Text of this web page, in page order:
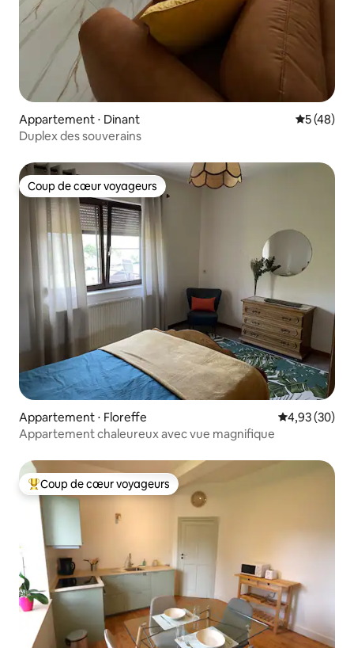
Appartement ⋅ Dinant
5 (48)
Duplex des souverains
Coup de cœur voyageurs
Coup de cœur voyageurs
Appartement ⋅ Floreffe Évaluation
4,93 (30)
Appartement chaleureux avec vue magnifique
Coups de cœur voyageurs les plus appréciés
Coup de cœur voyageurs